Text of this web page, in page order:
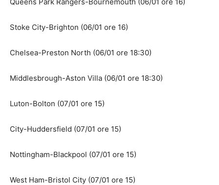
Stoke City-Brighton (06/01 ore 16)
Chelsea-Preston North (06/01 ore 18:30)
Middlesbrough-Aston Villa (06/01 ore 18:30)
Luton-Bolton (07/01 ore 15)
City-Huddersfield (07/01 ore 15)
Nottingham-Blackpool (07/01 ore 15)
West Ham-Bristol City (07/01 ore 15)